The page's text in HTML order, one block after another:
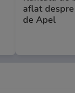
aflat
de Apel